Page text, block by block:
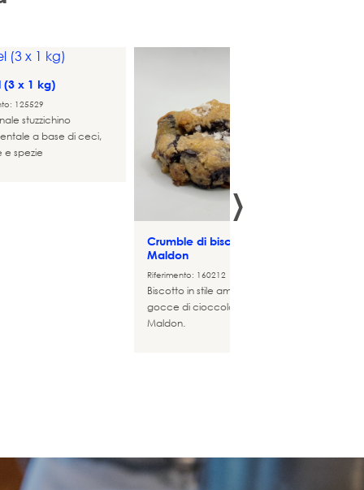
(3 x 1 kg)
125529
stuzzichino
a base di ceci,
e spezie
Crumble di biscotti Sal
Maldon
Riferimento: 160212
Biscotto in stile americano con
gocce di cioccolato e sale
Maldon.
›